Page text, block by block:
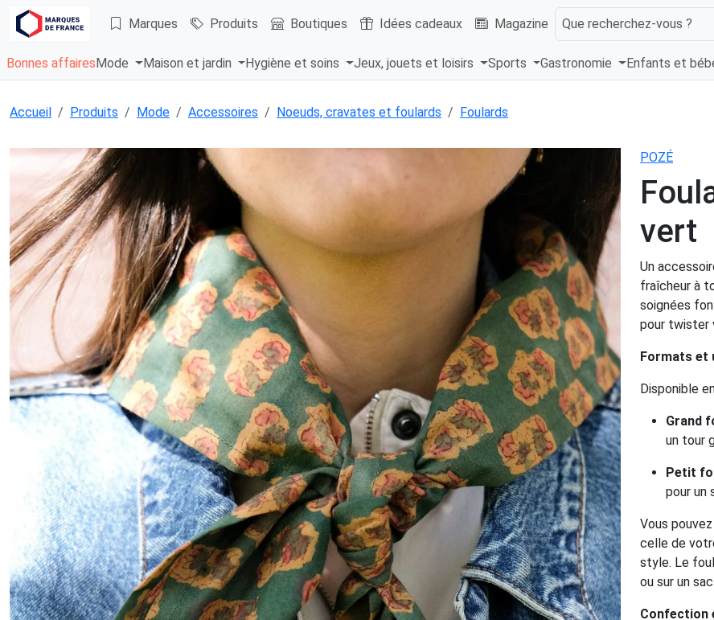
Marques Produits Boutiques Idées cadeaux Magazine Que recherchez-vous ?
Bonnes affaires Mode Maison et jardin Hygiène et soins Jeux, jouets et loisirs Sports Gastronomie Enfants et
Accueil Produits Mode Accessoires Noeuds, cravates et foulards Foulards
POZÉ
vert
Un
fraîcheur à
soignées
pour twister
Formats et
Disponible
Grand
un tour
Petit
pour un
Vous
celle de
style. Le
ou sur un
Confection